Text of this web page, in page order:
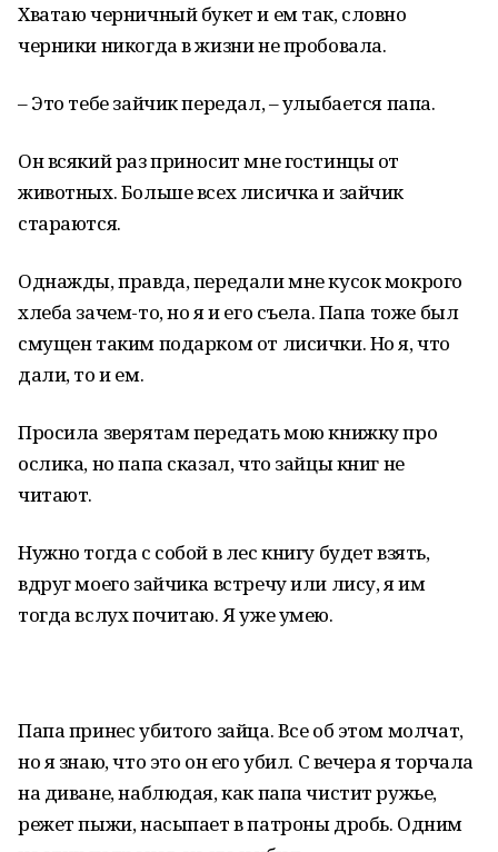
Хватаю черничный букет и ем так, словно
черники никогда в жизни не пробовала.
– Это тебе зайчик передал, – улыбается папа.
Он всякий раз приносит мне гостинцы от
животных. Больше всех лисичка и зайчик
стараются.
Однажды, правда, передали мне кусок мокрого
хлеба зачем-то, но я и его съела. Папа тоже был
смущен таким подарком от лисички. Но я, что
дали, то и ем.
Просила зверятам передать мою книжку про
ослика, но папа сказал, что зайцы книг не
читают.
Нужно тогда с собой в лес книгу будет взять,
вдруг моего зайчика встречу или лису, я им
тогда вслух почитаю. Я уже умею.
Папа принес убитого зайца. Все об этом молчат,
но я знаю, что это он его убил. С вечера я торчала
на диване, наблюдая, как папа чистит ружье,
режет пыжи, насыпает в патроны дробь. Одним